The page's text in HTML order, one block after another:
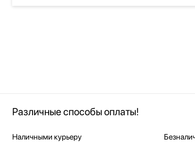
Различные способы оплаты!
Наличными курьеру